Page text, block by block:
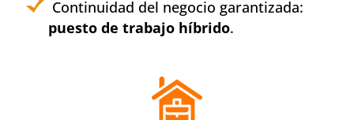
Continuidad del negocio garantizada:
puesto de trabajo híbrido.